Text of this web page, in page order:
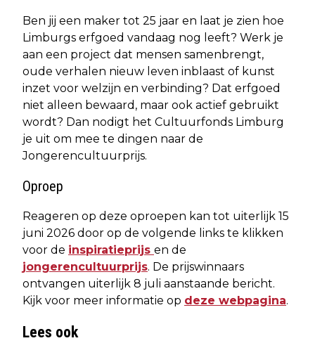
Ben jij een maker tot 25 jaar en laat je zien hoe
Limburgs erfgoed vandaag nog leeft? Werk je
aan een project dat mensen samenbrengt,
oude verhalen nieuw leven inblaast of kunst
inzet voor welzijn en verbinding? Dat erfgoed
niet alleen bewaard, maar ook actief gebruikt
wordt? Dan nodigt het Cultuurfonds Limburg
je uit om mee te dingen naar de
Jongerencultuurprijs.
Oproep
Reageren op deze oproepen kan tot uiterlijk 15
juni 2026 door op de volgende links te klikken
voor de inspiratieprijs en de
jongerencultuurprijs. De prijswinnaars
ontvangen uiterlijk 8 juli aanstaande bericht.
Kijk voor meer informatie op deze webpagina.
Lees ook